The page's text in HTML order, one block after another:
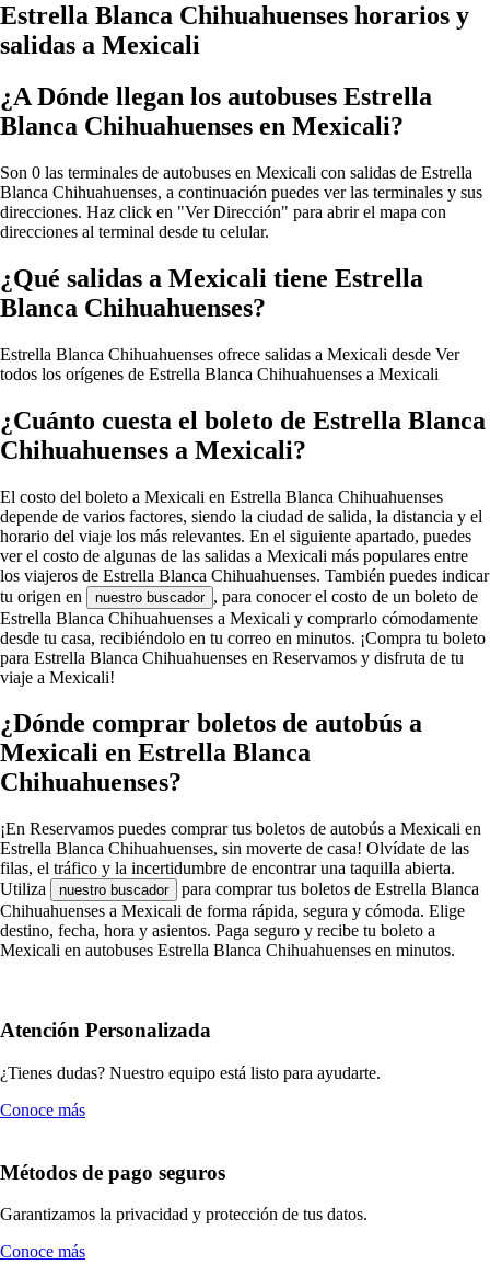
Estrella Blanca Chihuahuenses horarios y
salidas a Mexicali
¿A Dónde llegan los autobuses Estrella
Blanca Chihuahuenses en Mexicali?
Son 0 las terminales de autobuses en Mexicali con salidas de Estrella
Blanca Chihuahuenses, a continuación puedes ver las terminales y sus
direcciones. Haz click en "Ver Dirección" para abrir el mapa con
direcciones al terminal desde tu celular.
¿Qué salidas a Mexicali tiene Estrella
Blanca Chihuahuenses?
Estrella Blanca Chihuahuenses ofrece salidas a Mexicali desde Ver
todos los orígenes de Estrella Blanca Chihuahuenses a Mexicali
¿Cuánto cuesta el boleto de Estrella Blanca
Chihuahuenses a Mexicali?
El costo del boleto a Mexicali en Estrella Blanca Chihuahuenses
depende de varios factores, siendo la ciudad de salida, la distancia y el
horario del viaje los más relevantes. En el siguiente apartado, puedes
ver el costo de algunas de las salidas a Mexicali más populares entre
los viajeros de Estrella Blanca Chihuahuenses. También puedes indicar
tu origen en
nuestro buscador , para conocer el costo de un boleto de
Estrella Blanca Chihuahuenses a Mexicali y comprarlo cómodamente
desde tu casa, recibiéndolo en tu correo en minutos. ¡Compra tu boleto
para Estrella Blanca Chihuahuenses en Reservamos y disfruta de tu
viaje a Mexicali!
¿Dónde comprar boletos de autobús a
Mexicali en Estrella Blanca
Chihuahuenses?
¡En Reservamos puedes comprar tus boletos de autobús a Mexicali en
Estrella Blanca Chihuahuenses, sin moverte de casa! Olvídate de las
filas, el tráfico y la incertidumbre de encontrar una taquilla abierta.
Utiliza
nuestro buscador
para comprar tus boletos de Estrella Blanca
Chihuahuenses a Mexicali de forma rápida, segura y cómoda. Elige
destino, fecha, hora y asientos. Paga seguro y recibe tu boleto a
Mexicali en autobuses Estrella Blanca Chihuahuenses en minutos.
Atención Personalizada
¿Tienes dudas? Nuestro equipo está listo para ayudarte.
Conoce más
Métodos de pago seguros
Garantizamos la privacidad y protección de tus datos.
Conoce más